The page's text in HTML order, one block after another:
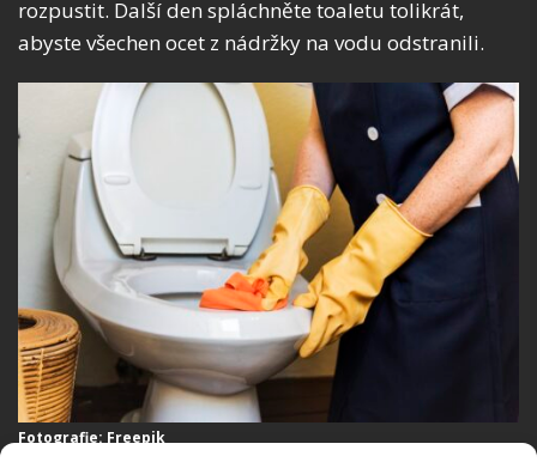
rozpustit. Další den spláchněte toaletu tolikrát,
abyste všechen ocet z nádržky na vodu odstranili.
Fotografie: Freepik